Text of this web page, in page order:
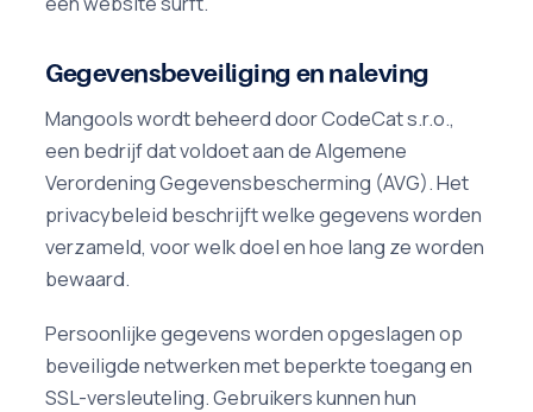
Gegevensbeveiliging en naleving
Mangools wordt beheerd door CodeCat s.r.o.,
een bedrijf dat voldoet aan de Algemene
Verordening Gegevensbescherming (AVG). Het
privacybeleid beschrijft welke gegevens worden
verzameld, voor welk doel en hoe lang ze worden
bewaard.
Persoonlijke gegevens worden opgeslagen op
beveiligde netwerken met beperkte toegang en
SSL-versleuteling. Gebruikers kunnen hun